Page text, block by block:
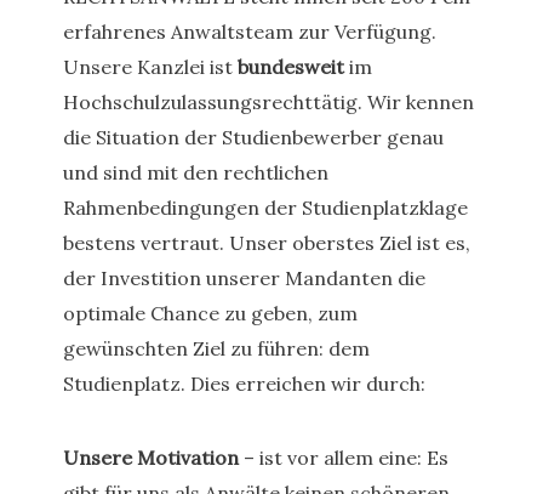
erfahrenes Anwaltsteam zur Verfügung.
Unsere Kanzlei ist bundesweitim
Hochschulzulassungsrechttätig. Wir kennen
die Situation der Studienbewerber genau
und sind mit den rechtlichen
Rahmenbedingungen der Studienplatzklage
bestens vertraut. Unser oberstes Ziel ist es,
der Investition unserer Mandanten die
optimale Chance zu geben, zum
gewünschten Ziel zu führen: dem
Studienplatz. Dies erreichen wir durch:
Unsere Motivation– ist vor allem eine: Es